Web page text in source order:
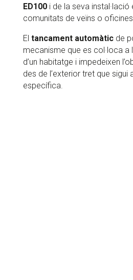
ED100i de la seva instal·lació
comunitats de veïns o oficines.
El tancament automàticde
mecanisme que es col·loca a
d’un habitatge i impedeixen
des de l’exterior tret que sigui
específica.